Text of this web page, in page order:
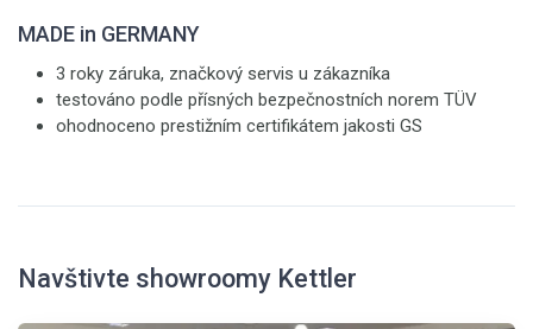
MADE in GERMANY
3 roky záruka, značkový servis u zákazníka
testováno podle přísných bezpečnostních norem TÜV
ohodnoceno prestižním certifikátem jakosti GS
Navštivte showroomy Kettler